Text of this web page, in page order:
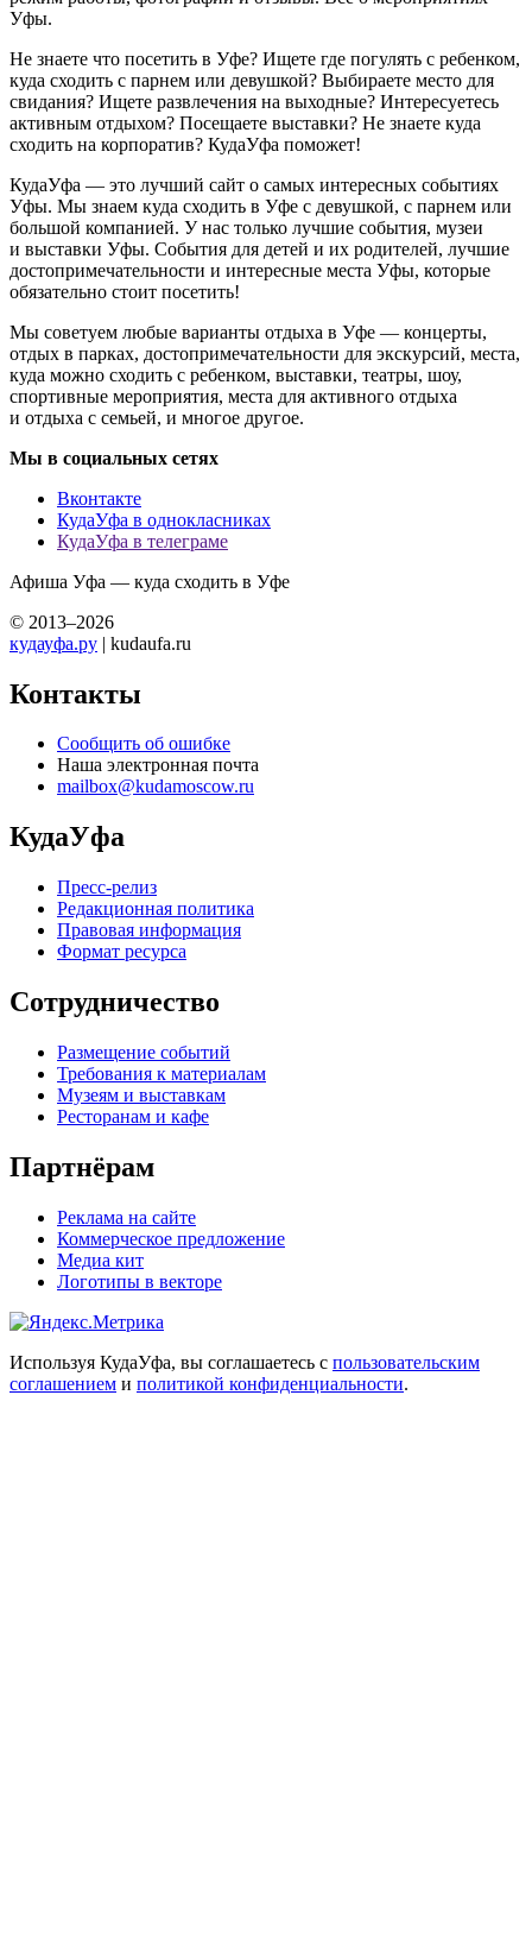
Уфы.
Не знаете что посетить в Уфе? Ищете где погулять с ребенком,
куда сходить с парнем или девушкой? Выбираете место для
свидания? Ищете развлечения на выходные? Интересуетесь
активным отдыхом? Посещаете выставки? Не знаете куда
сходить на корпоратив? КудаУфа поможет!
КудаУфа — это лучший сайт о самых интересных событиях
Уфы. Мы знаем куда сходить в Уфе с девушкой, с парнем или
большой компанией. У нас только лучшие события, музеи
и выставки Уфы. События для детей и их родителей, лучшие
достопримечательности и интересные места Уфы, которые
обязательно стоит посетить!
Мы советуем любые варианты отдыха в Уфе — концерты,
отдых в парках, достопримечательности для экскурсий, места,
куда можно сходить с ребенком, выставки, театры, шоу,
спортивные мероприятия, места для активного отдыха
и отдыха с семьей, и многое другое.
Мы в социальных сетях
Вконтакте
КудаУфа в однокласниках
КудаУфа в телеграме
Афиша Уфа — куда сходить в Уфе
© 2013–2026
кудауфа.ру | kudaufa.ru
Контакты
Сообщить об ошибке
Наша электронная почта
mailbox@kudamoscow.ru
КудаУфа
Пресс-релиз
Редакционная политика
Правовая информация
Формат ресурса
Сотрудничество
Размещение событий
Требования к материалам
Музеям и выставкам
Ресторанам и кафе
Партнёрам
Реклама на сайте
Коммерческое предложение
Медиа кит
Логотипы в векторе
Используя КудаУфа, вы соглашаетесь с пользовательским
соглашением и политикой конфиденциальности.